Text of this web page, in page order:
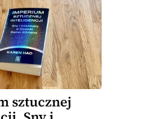
sztucznej